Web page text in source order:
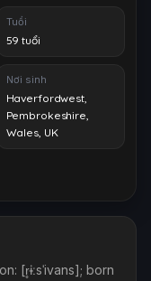
Tuổi
59 tuổi
Nơi sinh
Haverfordwest,
Pembrokeshire,
Wales, UK
[r̥ɨːsˈivans]; born